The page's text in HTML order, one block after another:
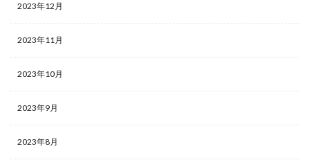
2023年12月
2023年11月
2023年10月
2023年9月
2023年8月